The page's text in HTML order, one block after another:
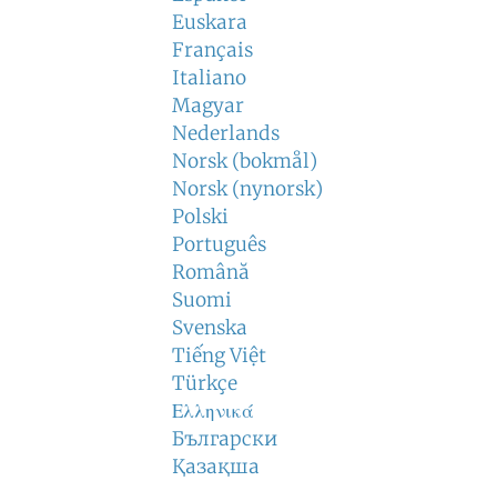
Euskara
Français
Italiano
Magyar
Nederlands
Norsk (bokmål)
Norsk (nynorsk)
Polski
Português
Română
Suomi
Svenska
Tiếng Việt
Türkçe
Ελληνικά
Български
Қазақша